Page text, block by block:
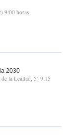
9:00 horas
2030
la Lealtad, 5) 9:15